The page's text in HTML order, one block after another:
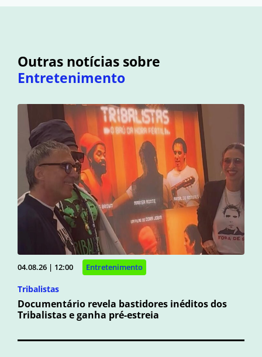
Outras notícias sobre
Entretenimento
04.08.26 | 12:00 Entretenimento
Tribalistas
Documentário revela bastidores inéditos dos
Tribalistas e ganha pré-estreia